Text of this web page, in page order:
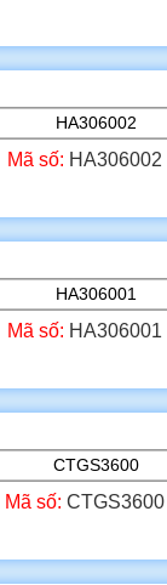
Mã số: HA306002
Mã số: HA306001
Mã số:CTGS3600